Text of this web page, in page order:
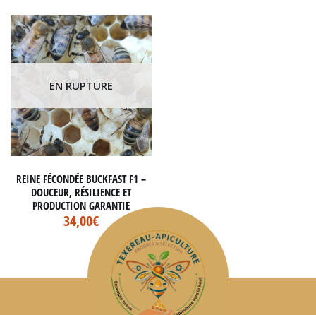
EN RUPTURE
REINE FÉCONDÉE BUCKFAST F1 –
DOUCEUR, RÉSILIENCE ET
PRODUCTION GARANTIE
34,00€